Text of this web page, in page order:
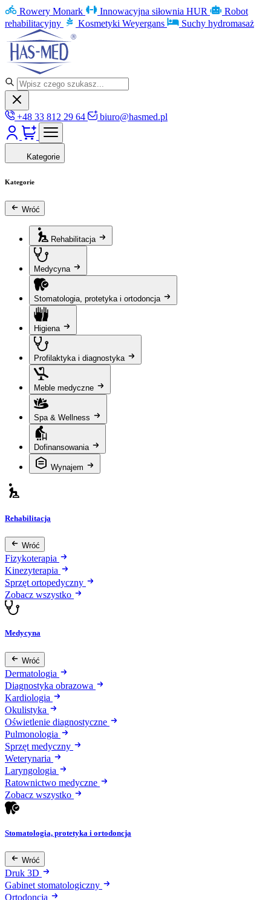
Rowery Monark Innowacyjna siłownia HUR
Robot
rehabilitacyjny
Kosmetyki Weyergans Suchy hydromasaż
+48 33 812 29 64 biuro@hasmed.pl
Kategorie
Kategorie
Wróć
Rehabilitacja
Medycyna
Stomatologia, protetyka i ortodoncja
Higiena
Profilaktyka i diagnostyka
Meble medyczne
Spa & Wellness
Dofinansowania
Wynajem
Rehabilitacja
Wróć
Fizykoterapia
Kinezyterapia
Sprzęt ortopedyczny
Zobacz wszystko
Medycyna
Wróć
Dermatologia
Diagnostyka obrazowa
Kardiologia
Okulistyka
Oświetlenie diagnostyczne
Pulmonologia
Sprzęt medyczny
Weterynaria
Laryngologia
Ratownictwo medyczne
Zobacz wszystko
Stomatologia, protetyka i ortodoncja
Wróć
Druk 3D
Gabinet stomatologiczny
Ortodoncja